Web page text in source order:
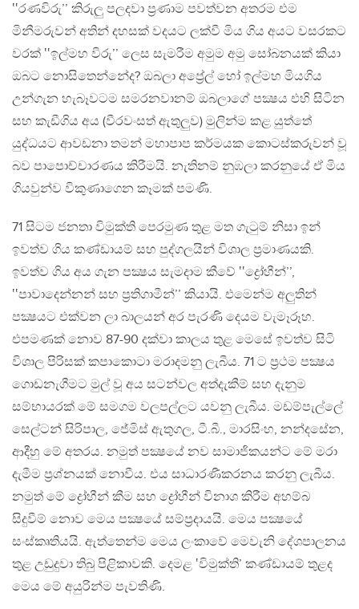
‛‛රණවිරු’’ කිරුලු පලදවා ප්‍රණාම පවත්වන අතරම එම
මිනීමරුවන් අතින් දහසක් වදයට ලක්වී මිය ගිය අයට වසරකට
වරක් ‛‛ඉල්මහ විරු’’ ලෙස සැමරීම අමුම අමු සෝබනයක් කියා
ඔබට නොසිතෙන්නේද? ඔබලා අප්‍රේල් හෝ ඉල්මහ මියගිය
උන්ගැන හැබෑවටම සමරනවානම් ඔබලාගේ පක්‍ෂය එහි සිටින
සහ කැඩීගිය අය (වීරවංසත් ඇතුලුව) මුලින්ම කළ යුත්තේ
යුද්ධයට ආවඩනා තමන් මහාපාප කර්මයක කොටස්කරුවන් වූ
බව පාපොච්චාරණය කිරීමයි. නැතිනම් නුඹලා කරනුයේ ඒ මිය
ගියවුන්ව විකුණාගෙන කෑමක් පමණි.
71 සිටම ජනතා විමුක්ති පෙරමුණ තුළ මත ගැටුම් නිසා ඉන්
ඉවත්ව ගිය කණ්ඩායම් සහ පුද්ගලයින් විශාල ප්‍රමාණයකි.
ඉවත්ව ගිය අය ගැන පක්‍ෂය සැමදාම කීවේ ‛‛ද්‍රෝහීන්’’,
‛‛පාවාදෙන්නන් සහ ප්‍රතිගාමීන්’’ කියායි. එමෙන්ම අලුතින්
පක්‍ෂයට එක්වන ලා බාලයන් අර පැරණි දෙයම වැමෑරූහ.
එපමණක් නොව 87-90 දක්වා කාලය තුළ මෙසේ ඉවත්ව සිටි
විශාල පිරිසක් කපාකොටා මරාදමනු ලැබීය. 71 ට ප්‍රථම පක්‍ෂය
ගොඩනැගීමට මුල් වූ අය සටන්වල අත්දැකීම් සහ දැනුම
සම්භායරක් මේ සමගම වලපල්ලට යවනු ලැබීය. මඩම්පැල්ලේ
සෙල්ටන් සිරිපාල, ජේමිස් ඇතුගල, ටී.බී., මාරසිංහ, නන්දසේන,
ආදීහු මේ අතරය. නමුත් පක්‍ෂයේ නව සාමාජිකයන්ට මේ මරා
දැමීම ප්‍රශ්නයක් නොවීය. එය සාධාරණීකරනය කරනු ලැබීය.
නමුත් මේ ද්‍රෝහීන් කීම සහ ද්‍රෝහීන් විනාශ කිරීම අහම්බ
සිදුවීම් නොව මෙය පක්‍ෂයේ සම්ප්‍රදායයි. මෙය පක්‍ෂයේ
සංස්කෘතියයි. ඇත්තෙන්ම මෙය ලංකාවේ මෙවැනි දේශපාලනය
තුළ උඩුදුවා තිබු පිළිකාවකි. දෙමළ ‛විමුක්ති’ කණ්ඩායම් තුළද
මෙය මේ අයුරින්ම පැවතිණි.